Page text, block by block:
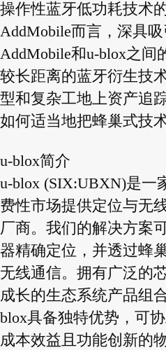
操作性蓝牙低功耗技术
AddMobile而言，深具吸
AddMobile和u-blox之间
较长距离的蓝牙衍生技
型和复杂工地上资产追
如何适当地把蜂巢式技
u-blox简介
u‑blox (SIX:UBXN)是一
费性市场提供定位与无
厂商。我们的解决方案
器精确定位，并透过蜂
无线通信。拥有广泛的
成长的生态系统产品组
blox具备独特优势，可
成本效益且功能创新的